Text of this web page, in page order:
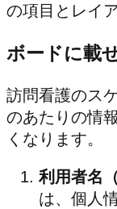
の項目とレイ
ボードに載
訪問看護のス
のあたりの情
くなります。
利用者名
は、個人